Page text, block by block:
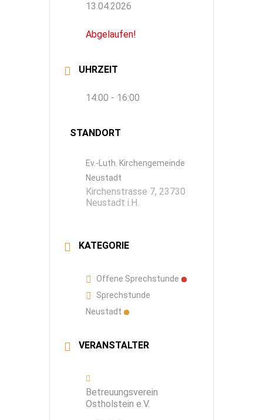
13.04.2026
Abgelaufen!
UHRZEIT
14:00 - 16:00
STANDORT
Ev.-Luth. Kirchengemeinde
Neustadt
Kirchenstrasse 7, 23730
Neustadt i.H.
KATEGORIE
Offene Sprechstunde
Sprechstunde
Neustadt
VERANSTALTER
Betreuungsverein
Ostholstein e.V.